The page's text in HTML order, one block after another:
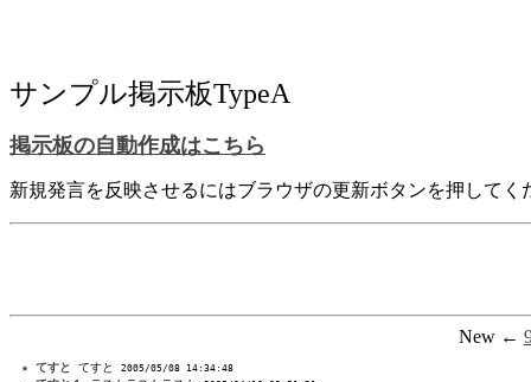
サンプル掲示板TypeA
掲示板の自動作成はこちら
新規発言を反映させるにはブラウザの更新ボタンを押してく
New ←
★ てすと てすと 2005/05/08 14:34:48